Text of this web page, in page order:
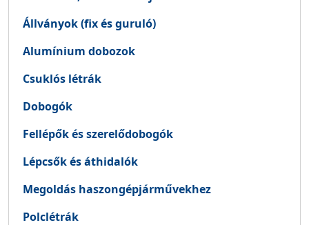
Állványok (fix és guruló)
Alumínium dobozok
Csuklós létrák
Dobogók
Fellépők és szerelődobogók
Lépcsők és áthidalók
Megoldás haszongépjárművekhez
Polclétrák